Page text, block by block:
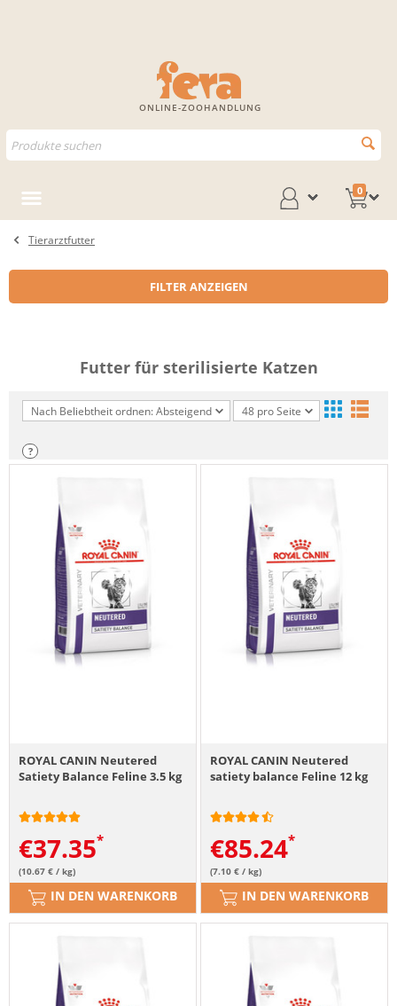
ONLINE-ZOOHANDLUNG
0
Tierarztfutter
FILTER ANZEIGEN
Futter für sterilisierte Katzen
Nach Beliebtheit ordnen: Absteigend 48 pro Seite
?
ROYAL CANIN Neutered
Satiety Balance Feline 3.5 kg
€37.35
(10.67 € / kg)
IN DEN WARENKORB
ROYAL CANIN Neutered
satiety balance Feline 12 kg
€85.24
(7.10 € / kg)
IN DEN WARENKORB